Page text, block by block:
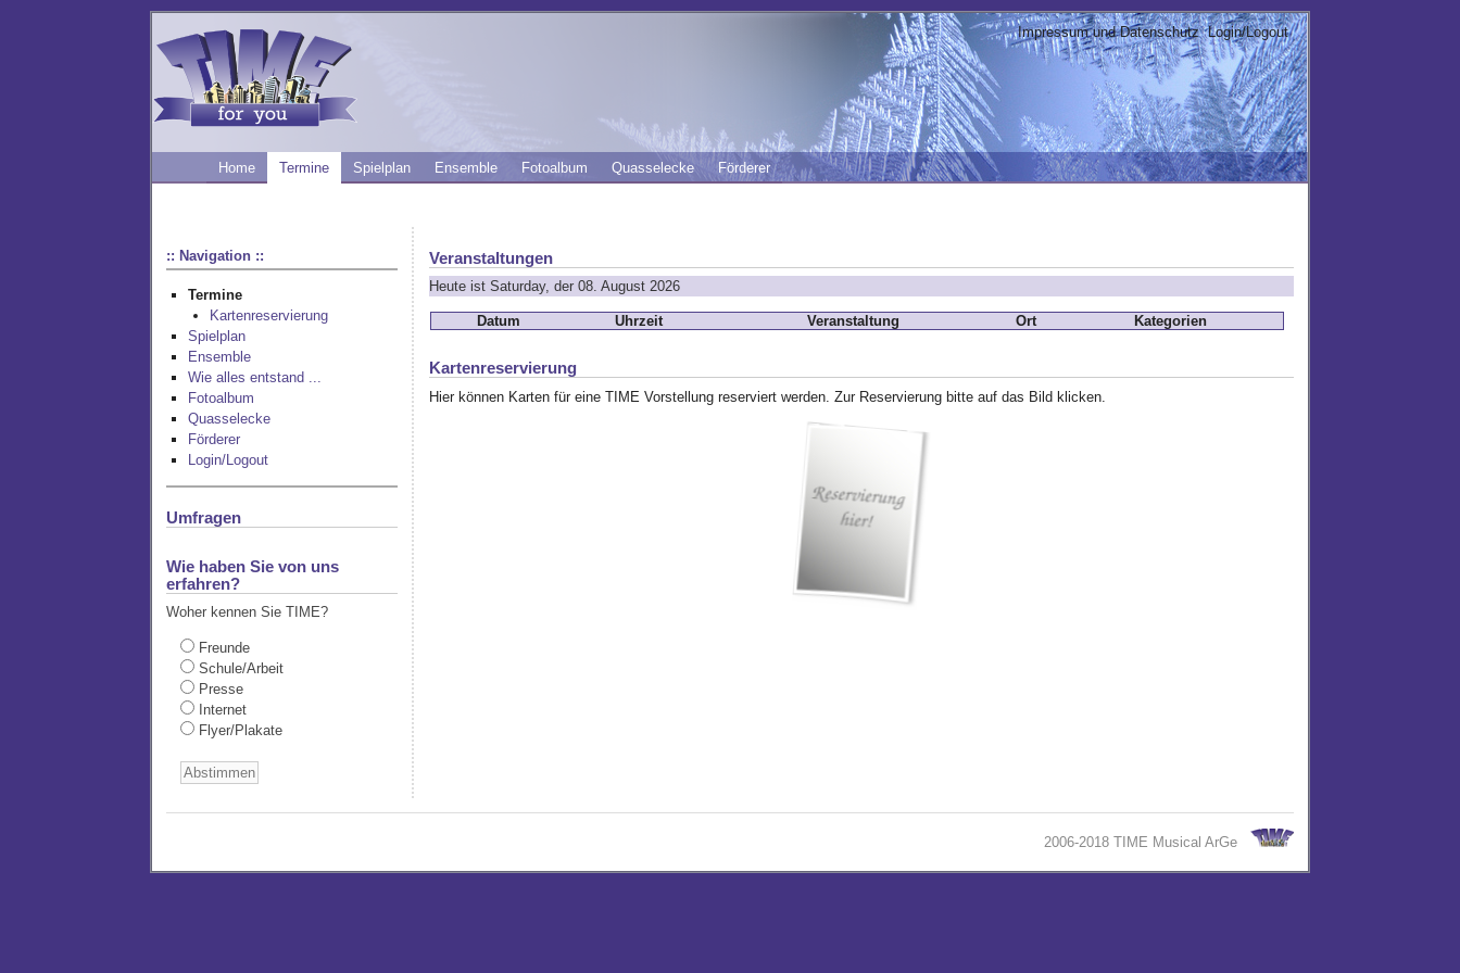
Impressum und Datenschutz Login/Logout
Home Termine Spielplan Ensemble Fotoalbum Quasselecke Förderer
:: Navigation ::
Termine
Kartenreservierung
Spielplan
Ensemble
Wie alles entstand ...
Fotoalbum
Quasselecke
Förderer
Login/Logout
Umfragen
Wie haben Sie von uns
erfahren?
Woher kennen Sie TIME?
Freunde
Schule/Arbeit
Presse
Internet
Flyer/Plakate
Veranstaltungen
Heute ist Saturday, der 08. August 2026
Datum Uhrzeit Veranstaltung Ort Kategorien
Kartenreservierung
Hier können Karten für eine TIME Vorstellung reserviert werden. Zur Reservierung bitte auf das Bild klicken.
2006-2018 TIME Musical ArGe